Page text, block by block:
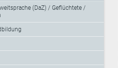
(DaZ) / Geflüchtete /